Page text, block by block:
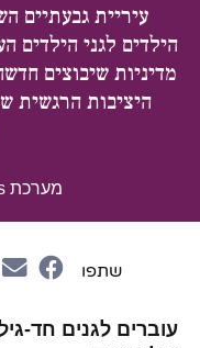
עיריית גבעתיים
הילדים לגני הילדים
מדיניות שיבוצים
היציבות הרגשית
מערכת Gplus
שתפו
עוברים לגנים חד-